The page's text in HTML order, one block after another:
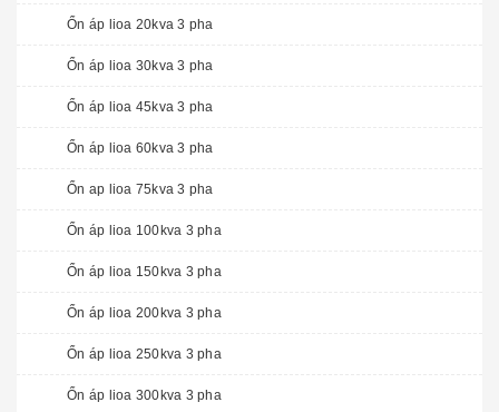
Ổn áp lioa 20kva 3 pha
Ổn áp lioa 30kva 3 pha
Ổn áp lioa 45kva 3 pha
Ổn áp lioa 60kva 3 pha
Ổn ap lioa 75kva 3 pha
Ổn áp lioa 100kva 3 pha
Ổn áp lioa 150kva 3 pha
Ổn áp lioa 200kva 3 pha
Ổn áp lioa 250kva 3 pha
Ổn áp lioa 300kva 3 pha